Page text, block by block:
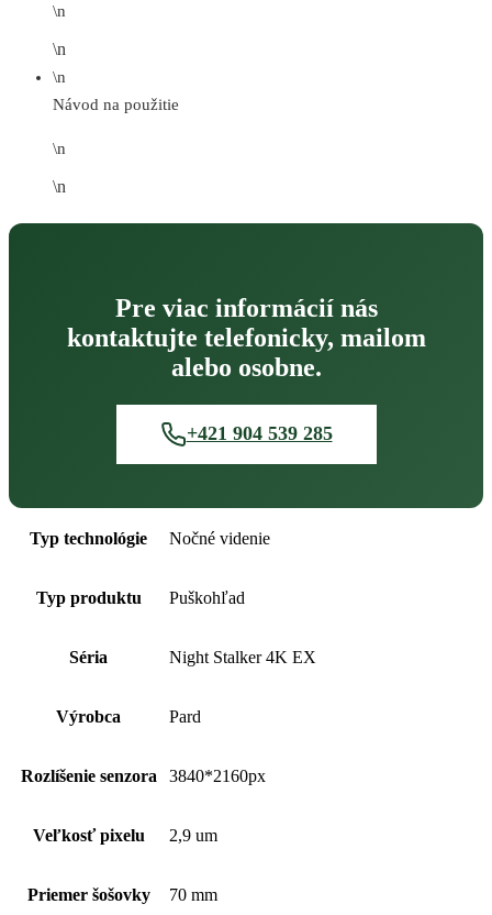
\n
\n
\n
Návod na použitie
\n
\n
Pre viac informácií nás
kontaktujte telefonicky, mailom
alebo osobne.
+421 904 539 285
Typ technológie Nočné videnie
Typ produktu Puškohľad
Séria Night Stalker 4K EX
Výrobca Pard
Rozlíšenie senzora 3840*2160px
Veľkosť pixelu 2,9 um
Priemer šošovky 70 mm